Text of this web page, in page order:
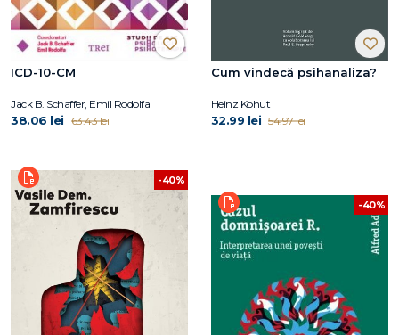
ICD-10-CM
Jack B. Schaffer, Emil Rodolfa
38.06 lei 63.43 lei
Cum vindecă psihanaliza?
Heinz Kohut
32.99 lei 54.97 lei
-40%
-40%